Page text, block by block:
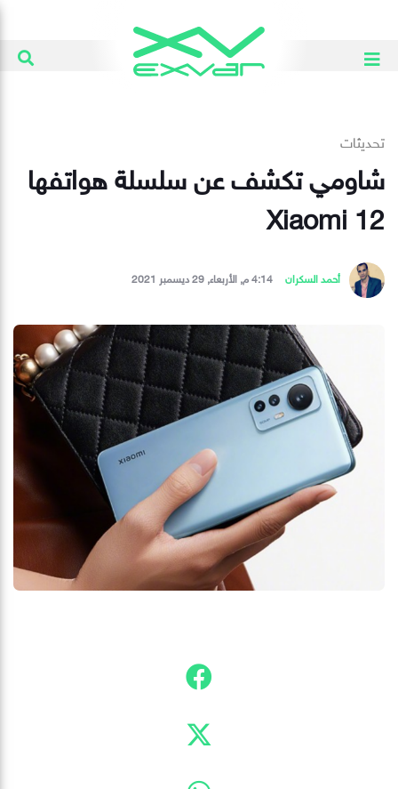
تحديثات
شاومي تكشف عن سلسلة هواتفها
Xiaomi 12
أحمد السكران 4:14 م, الأربعاء, 29 ديسمبر 2021